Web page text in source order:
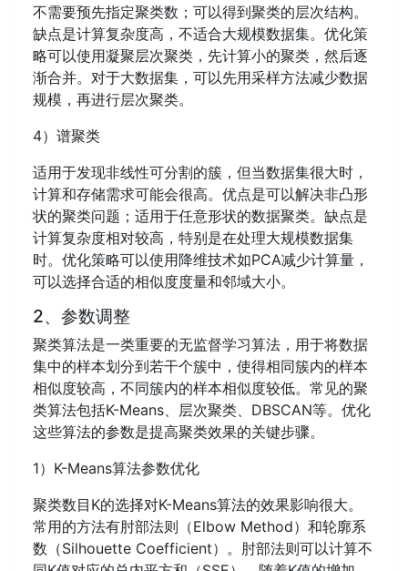
不需要预先指定聚类数；可以得到聚类的层次结构。
缺点是计算复杂度高，不适合大规模数据集。优化策
略可以使用凝聚层次聚类，先计算小的聚类，然后逐
渐合并。对于大数据集，可以先用采样方法减少数据
规模，再进行层次聚类。
4）谱聚类
适用于发现非线性可分割的簇，但当数据集很大时，
计算和存储需求可能会很高。优点是可以解决非凸形
状的聚类问题；适用于任意形状的数据聚类。缺点是
计算复杂度相对较高，特别是在处理大规模数据集
时。优化策略可以使用降维技术如PCA减少计算量，
可以选择合适的相似度度量和邻域大小。
2、参数调整
聚类算法是一类重要的无监督学习算法，用于将数据
集中的样本划分到若干个簇中，使得相同簇内的样本
相似度较高，不同簇内的样本相似度较低。常见的聚
类算法包括K-Means、层次聚类、DBSCAN等。优化
这些算法的参数是提高聚类效果的关键步骤。
1）K-Means算法参数优化
聚类数目K的选择对K-Means算法的效果影响很大。
常用的方法有肘部法则（Elbow Method）和轮廓系
数（Silhouette Coefficient）。肘部法则可以计算不